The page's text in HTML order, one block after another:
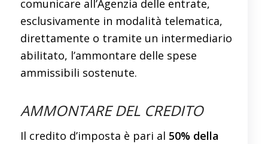
comunicare all’Agenzia delle entrate,
esclusivamente in modalità telematica,
direttamente o tramite un intermediario
abilitato, l’ammontare delle spese
ammissibili sostenute.
AMMONTARE DEL CREDITO
Il credito d’imposta è pari al 50% della